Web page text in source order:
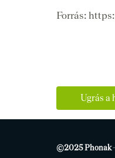
Forrás:
Ugrás a
©2025 Phonak